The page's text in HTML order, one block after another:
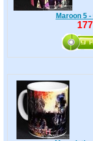
Maroon 5